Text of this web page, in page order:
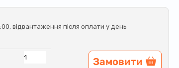
відвантаження після оплати у день
Замовити